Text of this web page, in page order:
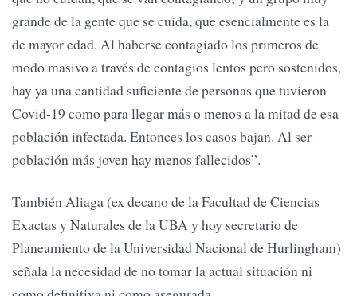
grande de la gente que se cuida, que esencialmente es la
de mayor edad. Al haberse contagiado los primeros de
modo masivo a través de contagios lentos pero sostenidos,
hay ya una cantidad suficiente de personas que tuvieron
Covid-19 como para llegar más o menos a la mitad de esa
población infectada. Entonces los casos bajan. Al ser
población más joven hay menos fallecidos”.
También Aliaga (ex decano de la Facultad de Ciencias
Exactas y Naturales de la UBA y hoy secretario de
Planeamiento de la Universidad Nacional de Hurlingham)
señala la necesidad de no tomar la actual situación ni